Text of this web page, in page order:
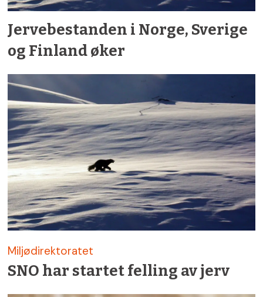
Jervebestanden i Norge, Sverige
og Finland øker
Miljødirektoratet
SNO har startet felling av jerv